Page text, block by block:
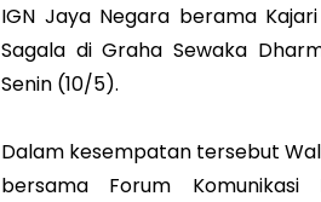
IGN Jaya Negara berama
Sagala di Graha Sewaka
Senin (10/5).
Dalam kesempatan tersebut
bersama Forum Komunikasi